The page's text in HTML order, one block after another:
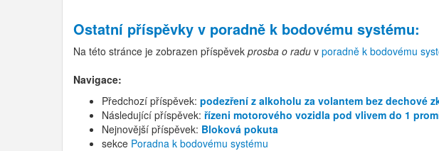
Ostatní příspěvky v poradně k bodovému systému:
Na této stránce je zobrazen příspěvek prosba o radu v poradně k bodovému
Navigace:
Předchozí příspěvek: podezření z alkoholu za volantem bez dechové
Následující příspěvek: řízeni motorového vozidla pod vlivem do 1
Nejnovější příspěvek: Bloková pokuta
sekce Poradna k bodovému systému